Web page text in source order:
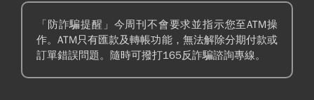
「防詐騙提醒」今周刊不會要求並指示您至ATM操
作。ATM只有匯款及轉帳功能，無法解除分期付款或
訂單錯誤問題。隨時可撥打165反詐騙諮詢專線。